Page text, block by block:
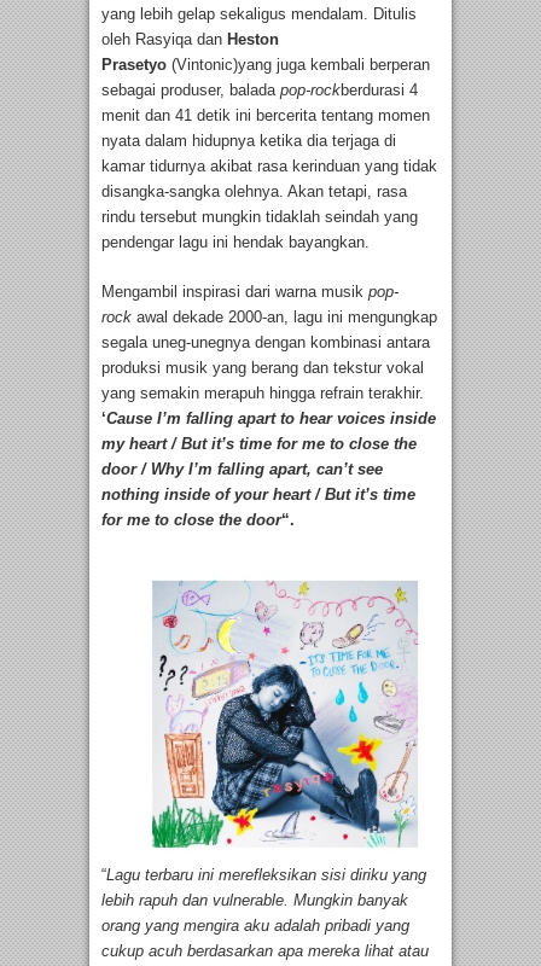
yang lebih gelap sekaligus mendalam. Ditulis
oleh Rasyiqa dan Heston
Prasetyo (Vintonic)yang juga kembali berperan
sebagai produser, balada pop-rockberdurasi 4
menit dan 41 detik ini bercerita tentang momen
nyata dalam hidupnya ketika dia terjaga di
kamar tidurnya akibat rasa kerinduan yang tidak
disangka-sangka olehnya. Akan tetapi, rasa
rindu tersebut mungkin tidaklah seindah yang
pendengar lagu ini hendak bayangkan.
Mengambil inspirasi dari warna musik pop-
rock awal dekade 2000-an, lagu ini mengungkap
segala uneg-unegnya dengan kombinasi antara
produksi musik yang berang dan tekstur vokal
yang semakin merapuh hingga refrain terakhir.
‘Cause I’m falling apart to hear voices inside
my heart / But it’s time for me to close the
door / Why I’m falling apart, can’t see
nothing inside of your heart / But it’s time
for me to close the door“.
“Lagu terbaru ini merefleksikan sisi diriku yang
lebih rapuh dan vulnerable. Mungkin banyak
orang yang mengira aku adalah pribadi yang
cukup acuh berdasarkan apa mereka lihat atau